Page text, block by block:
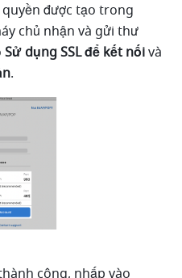
được tạo trong
chủ nhận và gửi thư
Sử dụng SSL để kết nối và
.